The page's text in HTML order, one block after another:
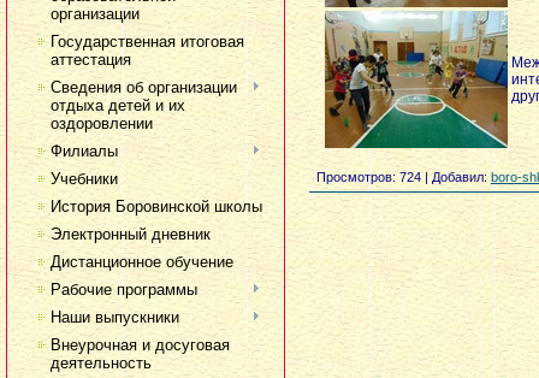
организации
Государственная итоговая
аттестация
Сведения об организации
отдыха детей и их
оздоровлении
Филиалы
Учебники
История Боровинской школы
Электронный дневник
Дистанционное обучение
Рабочие программы
Наши выпускники
Внеурочная и досуговая
деятельность
Просмотров: 724 | Добавил: boro-